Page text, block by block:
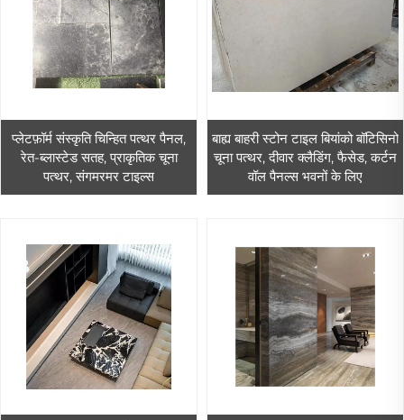
प्लेटफ़ॉर्म संस्कृति चिन्हित पत्थर पैनल,
रेत-ब्लास्टेड सतह, प्राकृतिक चूना
पत्थर, संगमरमर टाइल्स
बाह्य बाहरी स्टोन टाइल बियांको बॉटिसिनो
चूना पत्थर, दीवार क्लैडिंग, फैसेड, कर्टन
वॉल पैनल्स भवनों के लिए